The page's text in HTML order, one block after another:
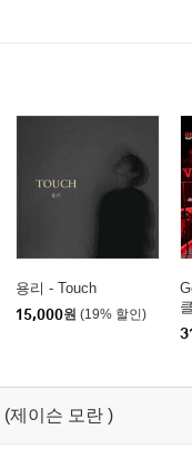
용리 - Touch
15,000원 (19% 할인)
(제이슨 모란 )